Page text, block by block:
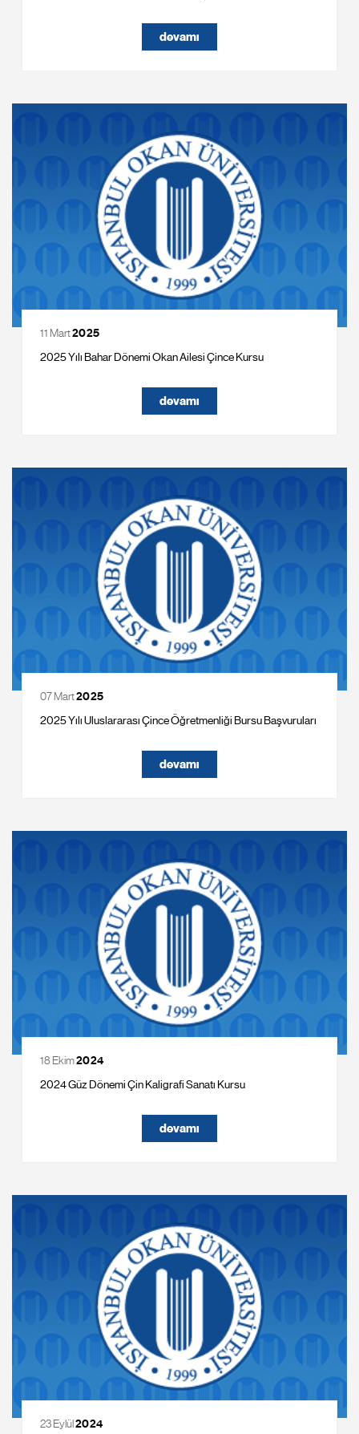
devamı
11 Mart2025
2025 Yılı Bahar Dönemi Okan Ailesi Çince Kursu
devamı
07 Mart2025
2025 Yılı Uluslararası Çince Öğretmenliği Bursu Başvuruları
devamı
18 Ekim2024
2024 Güz Dönemi Çin Kaligrafi Sanatı Kursu
devamı
23 Eylül2024